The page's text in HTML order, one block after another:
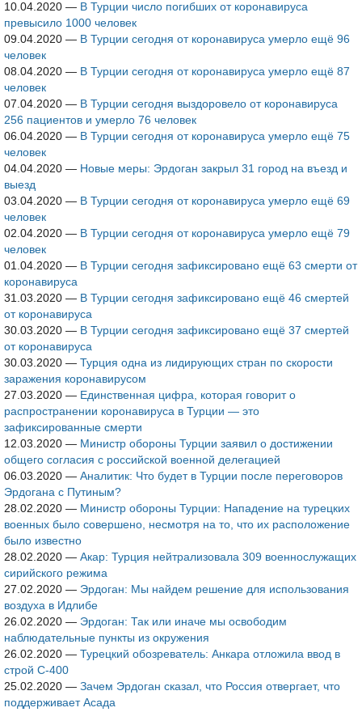
10.04.2020 — В Турции число погибших от коронавируса
превысило 1000 человек
09.04.2020 — В Турции сегодня от коронавируса умерло ещё 96
человек
08.04.2020 — В Турции сегодня от коронавируса умерло ещё 87
человек
07.04.2020 — В Турции сегодня выздоровело от коронавируса
256 пациентов и умерло 76 человек
06.04.2020 — В Турции сегодня от коронавируса умерло ещё 75
человек
04.04.2020 — Новые меры: Эрдоган закрыл 31 город на въезд и
выезд
03.04.2020 — В Турции сегодня от коронавируса умерло ещё 69
человек
02.04.2020 — В Турции сегодня от коронавируса умерло ещё 79
человек
01.04.2020 — В Турции сегодня зафиксировано ещё 63 смерти от
коронавируса
31.03.2020 — В Турции сегодня зафиксировано ещё 46 смертей
от коронавируса
30.03.2020 — В Турции сегодня зафиксировано ещё 37 смертей
от коронавируса
30.03.2020 — Турция одна из лидирующих стран по скорости
заражения коронавирусом
27.03.2020 — Единственная цифра, которая говорит о
распространении коронавируса в Турции — это
зафиксированные смерти
12.03.2020 — Министр обороны Турции заявил о достижении
общего согласия с российской военной делегацией
06.03.2020 — Аналитик: Что будет в Турции после переговоров
Эрдогана с Путиным?
28.02.2020 — Министр обороны Турции: Нападение на турецких
военных было совершено, несмотря на то, что их расположение
было известно
28.02.2020 — Акар: Турция нейтрализовала 309 военнослужащих
сирийского режима
27.02.2020 — Эрдоган: Мы найдем решение для использования
воздуха в Идлибе
26.02.2020 — Эрдоган: Так или иначе мы освободим
наблюдательные пункты из окружения
26.02.2020 — Турецкий обозреватель: Анкара отложила ввод в
строй С-400
25.02.2020 — Зачем Эрдоган сказал, что Россия отвергает, что
поддерживает Асада